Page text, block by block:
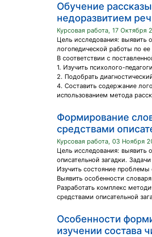
Обучение
недоразвитием
Курсовая работа, 17 Октября
Цель исследования: выявить
логопедической работы по
В соответствии с
1. Изучить психолого-
2. Подобрать
4. Составить содержание
использованием метода
Формирование
средствами
Курсовая работа, 03 Ноября
Цель исследования: выявить
описательной загадки.
Изучить состояние проблемы
Выявить особенности
Разработать комплекс
средствами описательной
Особенности
изучении состава